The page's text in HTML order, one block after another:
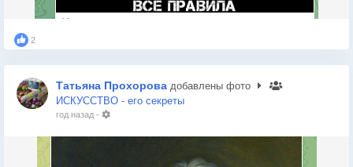
2
Татьяна Прохорова добавлены фото
ИСКУССТВО - его секреты
год назад -